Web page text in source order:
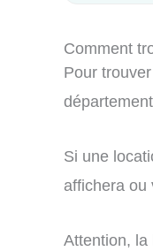
Comment
Pour
Si une
affichera ou
Attention, la